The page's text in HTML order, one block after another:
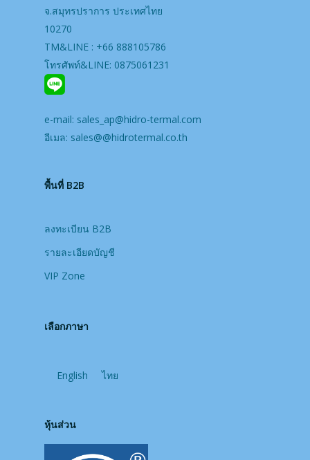
จ.สมุทรปราการ ประเทศไทย
10270
TM&LINE : +66 888105786
โทรศัพท์&LINE: 0875061231
e-mail: sales_ap@hidro-termal.com
อีเมล: sales@@hidrotermal.co.th
พื้นที่ B2B
ลงทะเบียน B2B
รายละเอียดบัญชี
VIP Zone
เลือกภาษา
English ไทย
หุ้นส่วน